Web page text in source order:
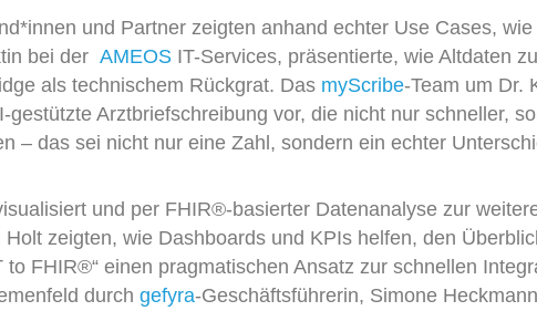
innen und Partner zeigten anhand echter Use Cases,
bei der AMEOS IT-Services, präsentierte, wie Altdaten
als technischem Rückgrat. Das myScribe-Team um Dr.
gestützte Arztbriefschreibung vor, die nicht nur schneller,
– das sei nicht nur eine Zahl, sondern ein echter
und per FHIR®-basierter Datenanal yse zur
Holt zeigten, wie Dashboards und KPIs helfen, den
to FHIR®“ einen pragmatischen Ansatz zur schnellen
durch gefyra-Geschäftsführerin, Simone